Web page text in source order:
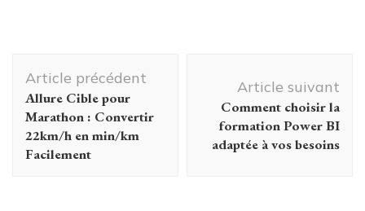
de vie
spécificités du
CV en anglais
par secteur
d'article
Article précédent
Allure Cible pour
Marathon : Convertir
22km/h en min/km
Facilement
Article suivant
Comment choisir la
formation Power BI
adaptée à vos besoins